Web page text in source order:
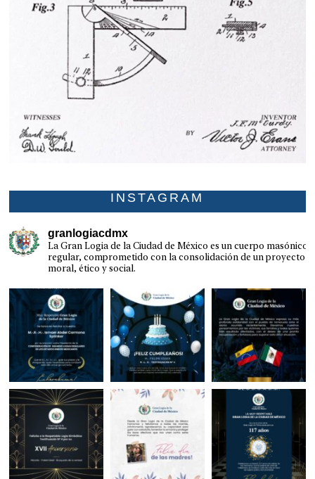
INSTAGRAM
granlogiacdmx
La Gran Logia de la Ciudad de México es un cuerpo masónico
regular, comprometido con la consolidación de un proyecto
moral, ético y social.